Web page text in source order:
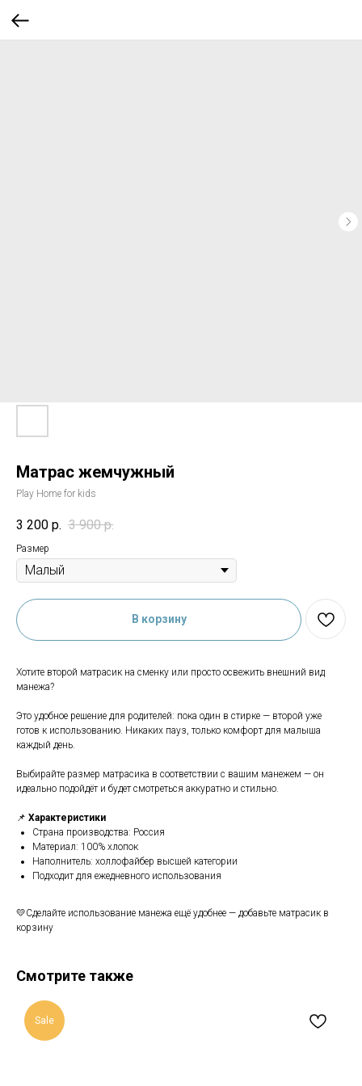
Матрас жемчужный
Play Home for kids
3 200 р. 3 900 р.
Размер
В корзину
Хотите второй матрасик на сменку или просто освежить внешний вид
манежа?
Это удобное решение для родителей: пока один в стирке — второй уже
готов к использованию. Никаких пауз, только комфорт для малыша
каждый день.
Выбирайте размер матрасика в соответствии с вашим манежем — он
идеально подойдёт и будет смотреться аккуратно и стильно.
📌 Характеристики
Страна производства: Россия
Материал: 100% хлопок
Наполнитель: холлофайбер высшей категории
Подходит для ежедневного использования
💛Сделайте использование манежа ещё удобнее — добавьте матрасик в
корзину
Смотрите также
Sale